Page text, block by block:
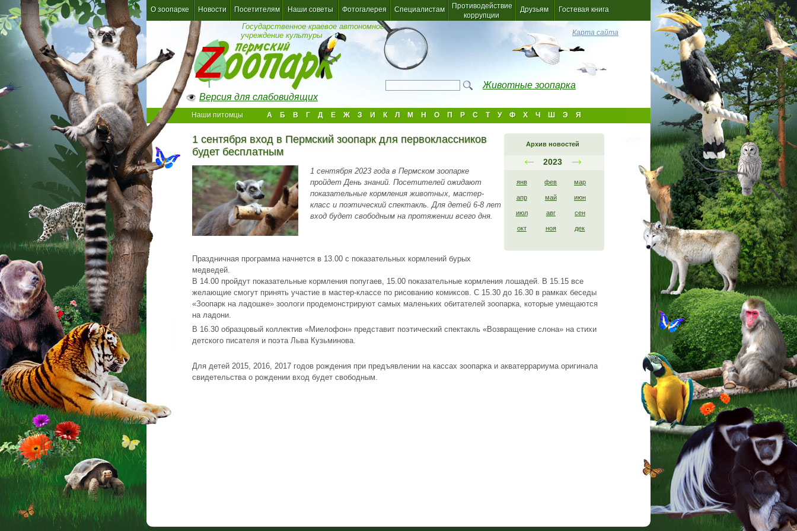
О зоопарке Новости Посетителям Наши советы Фотогалерея Специалистам
Противодействие
коррупции
Друзьям Гостевая книга
Государственное краевое автономное
учреждение культуры
Животные зоопарка
Карта сайта
Версия для слабовидящих
Наши питомцы А Б В Г Д Е Ж З И К Л М Н О П Р С Т У Ф Х Ч Ш Э Я
Архив новостей
2023
янв фев мар
апр май июн
июл авг сен
окт ноя дек
1 сентября вход в Пермский зоопарк для первоклассников
будет бесплатным
1 сентября 2023 года в Пермском зоопарке
пройдет День знаний. Посетителей ожидают
показательные кормления животных, мастер-
класс и поэтический спектакль. Для детей 6-8 лет
вход будет свободным на протяжении всего дня.
Праздничная программа начнется в 13.00 с показательных кормлений бурых
медведей.
В 14.00 пройдут показательные кормления попугаев, 15.00 показательные кормления лошадей. В 15.15 все
желающие смогут принять участие в мастер-классе по рисованию комиксов. С 15.30 до 16.30 в рамках беседы
«Зоопарк на ладошке» зоологи продемонстрируют самых маленьких обитателей зоопарка, которые умещаются
на ладони.
В 16.30 образцовый коллектив «Миелофон» представит поэтический спектакль «Возвращение слона» на стихи
детского писателя и поэта Льва Кузьминова.
Для детей 2015, 2016, 2017 годов рождения при предъявлении на кассах зоопарка и акватеррариума оригинала
свидетельства о рождении вход будет свободным.